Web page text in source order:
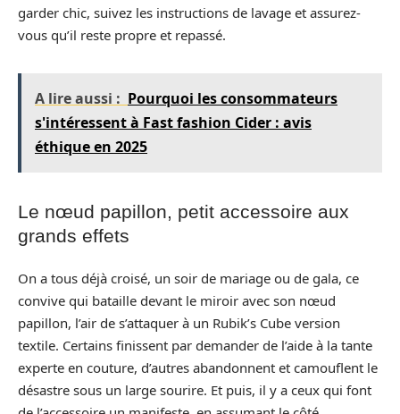
garder chic, suivez les instructions de lavage et assurez-
vous qu’il reste propre et repassé.
A lire aussi : Pourquoi les consommateurs
s'intéressent à Fast fashion Cider : avis
éthique en 2025
Le nœud papillon, petit accessoire aux
grands effets
On a tous déjà croisé, un soir de mariage ou de gala, ce
convive qui bataille devant le miroir avec son nœud
papillon, l’air de s’attaquer à un Rubik’s Cube version
textile. Certains finissent par demander de l’aide à la tante
experte en couture, d’autres abandonnent et camouflent le
désastre sous un large sourire. Et puis, il y a ceux qui font